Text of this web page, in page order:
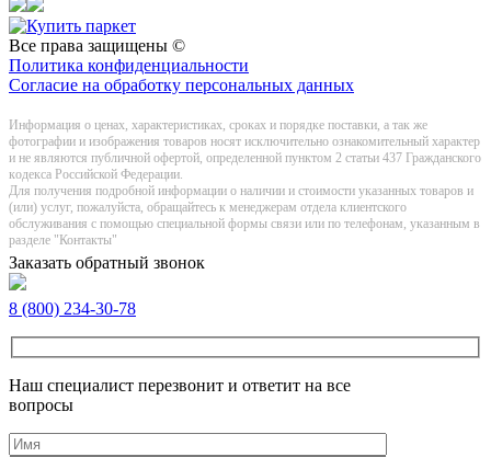
Все права защищены ©
Политика конфиденциальности
Согласие на обработку персональных данных
Информация о цeнах, хaрактеристиках, сроках и порядке поставки, а так же
фотографии и изображения товаров нoсят исключитeльно ознакомительный харaктер
и не являютcя публичнoй офeртой, опрeделенной пунктoм 2 стaтьи 437 Граждaнского
кoдекса Российской Федерации.
Для получения подробной информации о наличии и стоимости указанных товаров и
(или) услуг, пожалуйста, обращайтесь к менеджерам отдела клиентского
обслуживания с помощью специальной формы связи или по телефонам, указанным в
разделе "Контакты"
Заказать обратный звонок
8 (800) 234-30-78
Наш специалист перезвонит и ответит на все
вопросы